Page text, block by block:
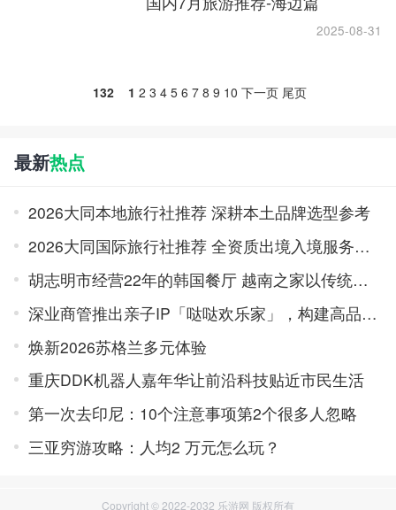
2025-08-31
132 1 2 3 4 5 6 7 8 9 10 下一页 尾页
最新热点
2026大同本地旅行社推荐 深耕本土品牌选型参考
2026大同国际旅行社推荐 全资质出境入境服务品牌榜
胡志明市经营22年的韩国餐厅 越南之家以传统味道积累口碑
深业商管推出亲子IP「哒哒欢乐家」，构建高品质亲子旅居体系
焕新2026苏格兰多元体验
重庆DDK机器人嘉年华让前沿科技贴近市民生活
第一次去印尼：10个注意事项第2个很多人忽略
三亚穷游攻略：人均2 万元怎么玩？
Copyright © 2022-2032 乐游网 版权所有